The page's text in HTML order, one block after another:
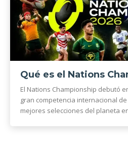
Qué es el Nations
El Nations Championship debutó
gran competencia internacional
mejores selecciones del planeta